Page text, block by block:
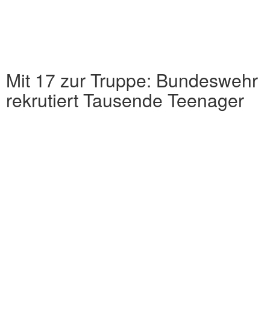
Mit 17 zur Truppe: Bundeswehr
rekrutiert Tausende Teenager